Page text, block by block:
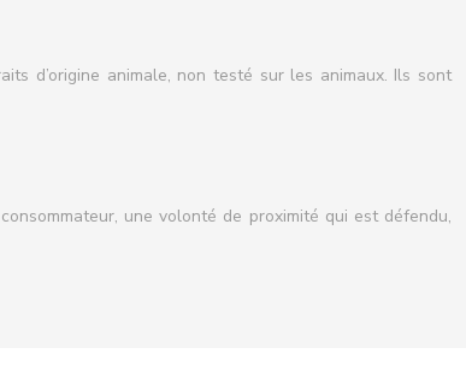
d’origine animale, non testé sur les animaux. Ils sont
une volonté de proximité qui est défendu,